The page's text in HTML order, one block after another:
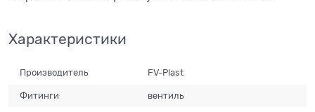
Характеристики
Производитель FV-Plast
Фитинги вентиль